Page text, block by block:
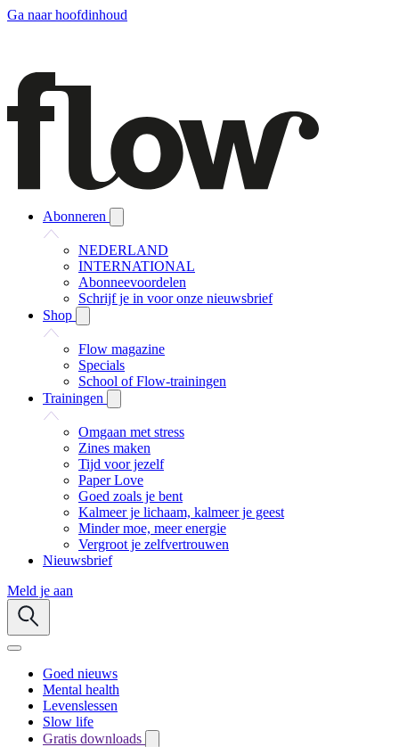
Ga naar hoofdinhoud
Abonneren
NEDERLAND
INTERNATIONAL
Abonneevoordelen
Schrijf je in voor onze nieuwsbrief
Shop
Flow magazine
Specials
School of Flow-trainingen
Trainingen
Omgaan met stress
Zines maken
Tijd voor jezelf
Paper Love
Goed zoals je bent
Kalmeer je lichaam, kalmeer je geest
Minder moe, meer energie
Vergroot je zelfvertrouwen
Nieuwsbrief
Meld je aan
Goed nieuws
Mental health
Levenslessen
Slow life
Gratis downloads